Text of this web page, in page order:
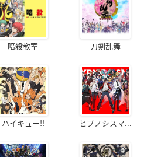
暗殺教室 刀剣乱舞
ハイキュー!! ヒプノシスマ...